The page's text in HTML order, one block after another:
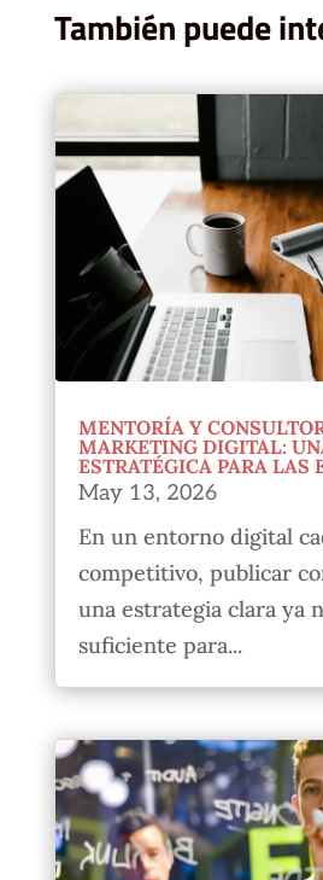
También puede
MENTORÍA Y
MARKETING DIGITAL:
ESTRATÉGICA PARA LAS
May 13, 2026
En un entorno digital
competitivo, publicar
una estrategia clara ya
suficiente para...